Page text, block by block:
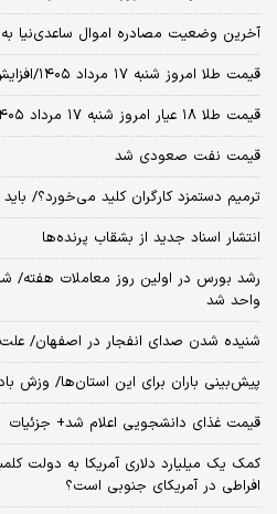
آخرین وضعیت مصادره اموال ساعدی‌نیا
قیمت طلا امروز شنبه ۱۷ مرداد ۱۴۰۵/افزایش قیمت طلا
قیمت طلا ۱۸ عیار امروز شنبه ۱۷ مرداد ۱۴۰۵/افزایش قیمت طلا
قیمت نفت صعودی شد
ترمیم دستمزد کارگران کلید می‌خورد؟/ باید
انتشار اسناد جدید از بشقاب پرنده‌ها
واحد شد
شنیده شدن صدای انفجار در اصفهان/
پیش‌بینی باران برای این استان‌ها/ وزش
قیمت غذای دانشجویی اعلام شد+ جزئیات
کمک یک میلیارد دلاری آمریکا به دولت
افراطی در آمریکای جنوبی است؟